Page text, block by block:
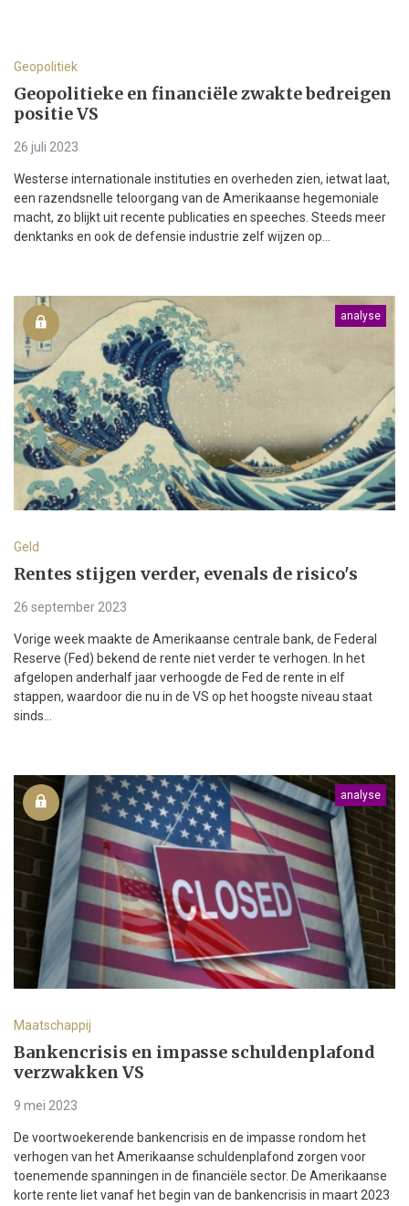
Geopolitiek
Geopolitieke en financiële zwakte bedreigen
positie VS
26 juli 2023
Westerse internationale instituties en overheden zien, ietwat laat,
een razendsnelle teloorgang van de Amerikaanse hegemoniale
macht, zo blijkt uit recente publicaties en speeches. Steeds meer
denktanks en ook de defensie industrie zelf wijzen op...
analyse
Geld
Rentes stijgen verder, evenals de risico's
26 september 2023
Vorige week maakte de Amerikaanse centrale bank, de Federal
Reserve (Fed) bekend de rente niet verder te verhogen. In het
afgelopen anderhalf jaar verhoogde de Fed de rente in elf
stappen, waardoor die nu in de VS op het hoogste niveau staat
sinds...
analyse
Maatschappij
Bankencrisis en impasse schuldenplafond
verzwakken VS
9 mei 2023
De voortwoekerende bankencrisis en de impasse rondom het
verhogen van het Amerikaanse schuldenplafond zorgen voor
toenemende spanningen in de financiële sector. De Amerikaanse
korte rente liet vanaf het begin van de bankencrisis in maart 2023